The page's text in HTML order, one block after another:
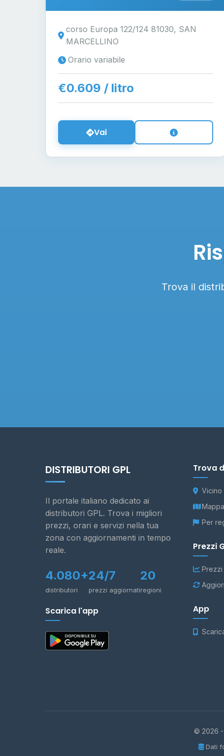
corso Europa 122/124 81030, SAN
MARCELLINO
Orario variabile
€0.609 / litro
Vai
Trova il
DISTRIBUTORI GPL
Il portale italiano dedicato ai
distributori GPL. Trova i migliori
prezzi, orari e servizi nella tua
zona con aggiornamenti in tempo
reale.
4.080+
distributori
24/7
prezzi aggiornati
20
regioni
Scarica l'app
Trova
Vicino
Per
Prezzi
App
© 2026 -
Dati